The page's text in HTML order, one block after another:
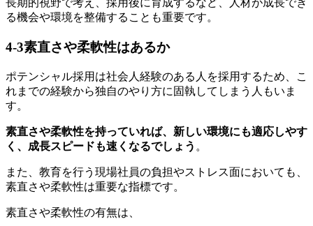
長期的視野で考え、採用後に育成するなど、人材が成長でき
る機会や環境を整備することも重要です。
4-3素直さや柔軟性はあるか
ポテンシャル採用は社会人経験のある人を採用するため、こ
れまでの経験から独自のやり方に固執してしまう人もいま
す。
素直さや柔軟性を持っていれば、新しい環境にも適応しやす
く、成長スピードも速くなるでしょう 。
また、教育を行う現場社員の負担やストレス面においても、
素直さや柔軟性は重要な指標です。
素直さや柔軟性の有無は、